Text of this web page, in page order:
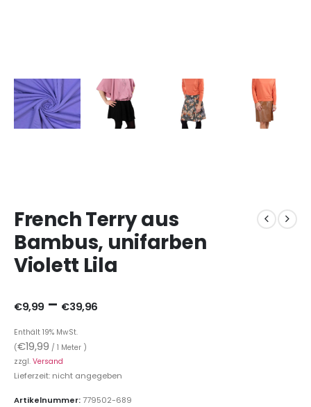
French Terry aus
Bambus, unifarben
Violett Lila
€9,99 – €39,96
Enthält 19% MwSt.
(€19,99 / 1 Meter )
zzgl. Versand
Lieferzeit: nicht angegeben
Artikelnummer:779502-689